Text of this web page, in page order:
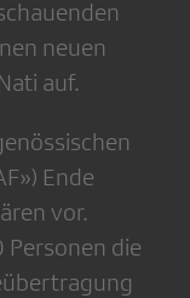
neuen
auf.
Ende
vor.
die